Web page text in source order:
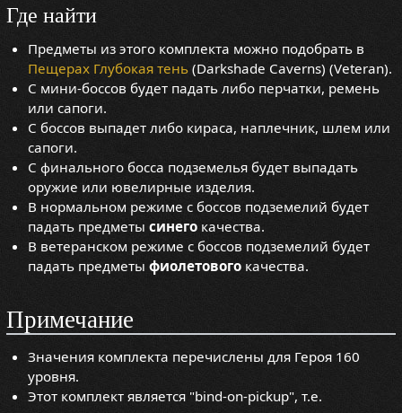
Где найти
Предметы из этого комплекта можно подобрать в
Пещерах Глубокая тень (Darkshade Caverns) (Veteran).
С мини-боссов будет падать либо перчатки, ремень
или сапоги.
С боссов выпадет либо кираса, наплечник, шлем или
сапоги.
С финального босса подземелья будет выпадать
оружие или ювелирные изделия.
В нормальном режиме с боссов подземелий будет
падать предметысинего качества.
В ветеранском режиме с боссов подземелий будет
падать предметыфиолетового качества.
Примечание
Значения комплекта перечислены для Героя 160
уровня.
Этот комплект является "bind-on-pickup", т.е.